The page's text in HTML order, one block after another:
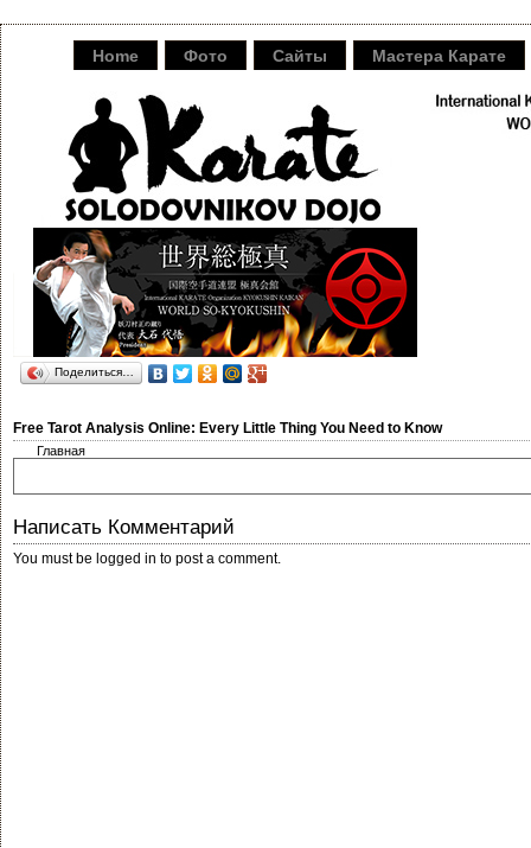
Home Фото Сайты Мастера Карате
Поделиться…
Free Tarot Analysis Online: Every Little Thing You Need to Know
Главная
Написать Комментарий
You must be logged in to post a comment.